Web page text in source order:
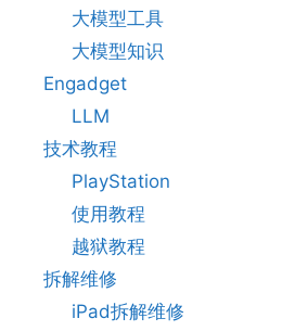
大模型工具
大模型知识
Engadget
LLM
技术教程
PlayStation
使用教程
越狱教程
拆解维修
iPad拆解维修